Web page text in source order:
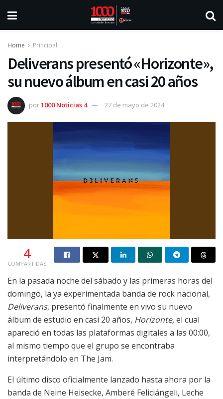
Home Principal
Deliverans presentó «Horizonte»,
su nuevo álbum en casi 20 años
por1000 Noticias 4 27 de mayo de 2024
4
COMPARTIDAS
En la pasada noche del sábado y las primeras horas del
domingo, la ya experimentada banda de rock nacional,
Deliverans, presentó finalmente en vivo su nuevo
álbum de estudio en casi 20 años, Horizonte,el cual
apareció en todas las plataformas digitales a las 00:00,
al mismo tiempo que el grupo se encontraba
interpretándolo en The Jam.
El último disco oficialmente lanzado hasta ahora por la
banda de Neine Heisecke, Amberé Feliciángeli, Leche